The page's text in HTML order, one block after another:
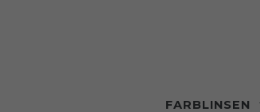
FARBLINSEN